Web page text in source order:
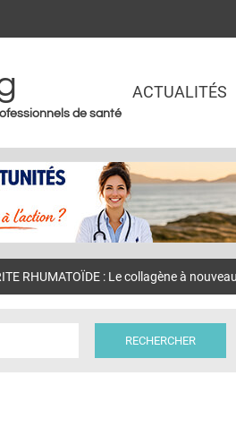
de santé
ACTUALITÉS
RHUMATOÏDE : Le collagène à